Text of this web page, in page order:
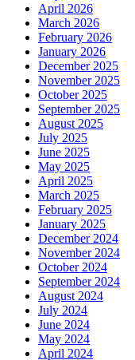
April 2026
March 2026
February 2026
January 2026
December 2025
November 2025
October 2025
September 2025
August 2025
July 2025
June 2025
May 2025
April 2025
March 2025
February 2025
January 2025
December 2024
November 2024
October 2024
September 2024
August 2024
July 2024
June 2024
May 2024
April 2024